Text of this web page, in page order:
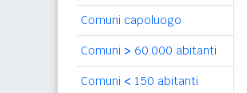
Comuni capoluogo
Comuni > 60.000 abitanti
Comuni < 150 abitanti